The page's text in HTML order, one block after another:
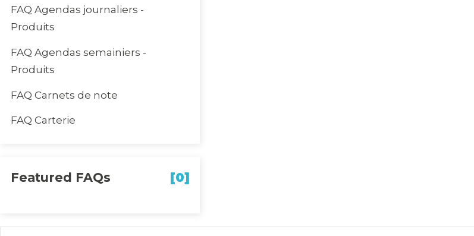
FAQ Agendas journaliers -
Produits
FAQ Agendas semainiers -
Produits
FAQ Carnets de note
FAQ Carterie
Featured FAQs [0]